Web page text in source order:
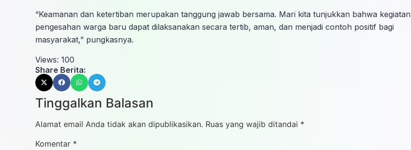
“Keamanan dan ketertiban merupakan tanggung jawab bersama. Mari kita tunjukkan bahwa kegiatan
pengesahan warga baru dapat dilaksanakan secara tertib, aman, dan menjadi contoh positif bagi
masyarakat,” pungkasnya.
Views: 100
Share Berita:
Tinggalkan Balasan
Alamat email Anda tidak akan dipublikasikan. Ruas yang wajib ditandai *
Komentar *